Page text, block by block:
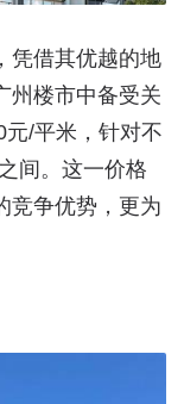
凭借其优越的地
州楼市中备受关
/平米，针对不
间。这一价格
竞争优势，更为